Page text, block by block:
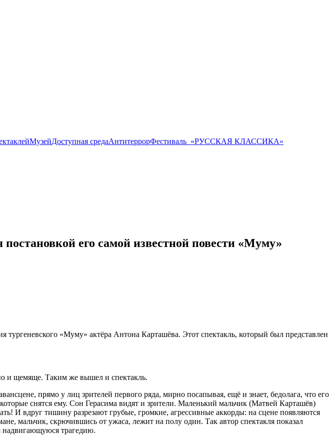
МузейДоступная средаАнтитеррорФестиваль ​ «РУССКАЯ КЛАССИКА»
его самой известной повести «Муму»
тургеневского «Муму» актёра Антона Карташёва. Этот спектакль, который был представлен
и щемяще. Таким же вышел и спектакль.
прямо у лиц зрителей первого ряда, мирно посапывая, ещё и знает, бедолага, что его
снятся ему. Сон Герасима видят и зрители. Маленький мальчик (Матвей Карташёв)
И вдруг тишину разрезают грубые, громкие, агрессивные аккорды: на сцене появляются
мальчик, скрючившись от ужаса, лежит на полу один. Так автор спектакля показал
надвигающуюся трагедию.